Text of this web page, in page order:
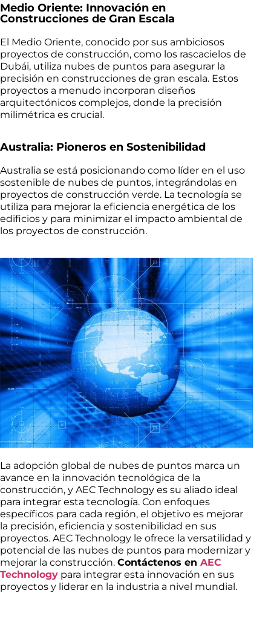
Medio Oriente: Innovación en
Construcciones de Gran Escala
El Medio Oriente, conocido por sus ambiciosos
proyectos de construcción, como los rascacielos de
Dubái, utiliza nubes de puntos para asegurar la
precisión en construcciones de gran escala. Estos
proyectos a menudo incorporan diseños
arquitectónicos complejos, donde la precisión
milimétrica es crucial.
Australia: Pioneros en Sostenibilidad
Australia se está posicionando como líder en el uso
sostenible de nubes de puntos, integrándolas en
proyectos de construcción verde. La tecnología se
utiliza para mejorar la eficiencia energética de los
edificios y para minimizar el impacto ambiental de
los proyectos de construcción.
La adopción global de nubes de puntos marca un
avance en la innovación tecnológica de la
construcción, y AEC Technology es su aliado ideal
para integrar esta tecnología. Con enfoques
específicos para cada región, el objetivo es mejorar
la precisión, eficiencia y sostenibilidad en sus
proyectos. AEC Technology le ofrece la versatilidad y
potencial de las nubes de puntos para modernizar y
mejorar la construcción. Contáctenos en AEC
Technology para integrar esta innovación en sus
proyectos y liderar en la industria a nivel mundial.